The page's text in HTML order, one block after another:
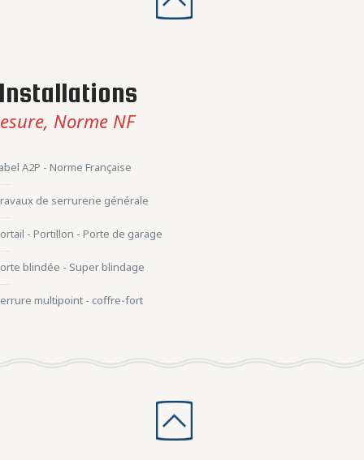
Norme NF
A2P - Norme Française
de serrurerie générale
- Portillon - Porte de garage
blindée - Super blindage
multipoint - coffre-fort